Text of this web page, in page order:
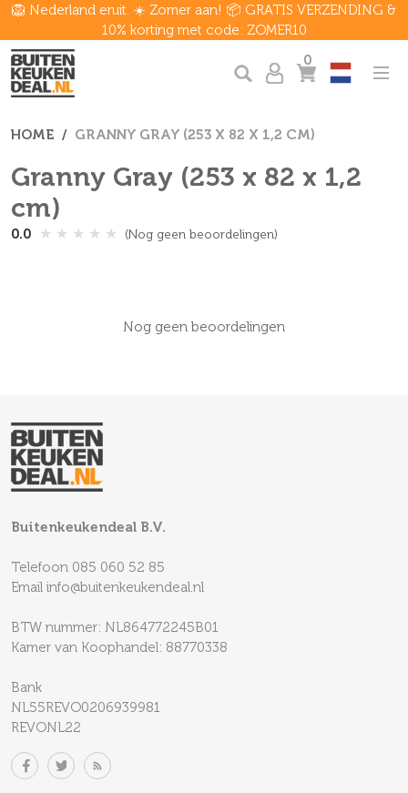
🦁 Nederland eruit. ☀️ Zomer aan! 📦 GRATIS VERZENDING &
10% korting met code: ZOMER10
0
HOME GRANNY GRAY (253 X 82 X 1,2 CM)
Granny Gray (253 x 82 x 1,2
cm)
0.0 ★ ★ ★ ★ ★ (Nog geen beoordelingen)
Nog geen beoordelingen
Buitenkeukendeal B.V.
Telefoon 085 060 52 85
Email info@buitenkeukendeal.nl
BTW nummer: NL864772245B01
Kamer van Koophandel: 88770338
Bank
NL55REVO0206939981
REVONL22